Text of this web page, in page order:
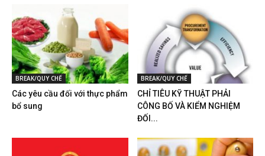
BREAK/QUY CHẾ
Các yêu cầu đối với thực phẩm
bổ sung
BREAK/QUY CHẾ
CHỈ TIÊU KỸ THUẬT PHẢI
CÔNG BỐ VÀ KIỂM NGHIỆM
ĐỐI...